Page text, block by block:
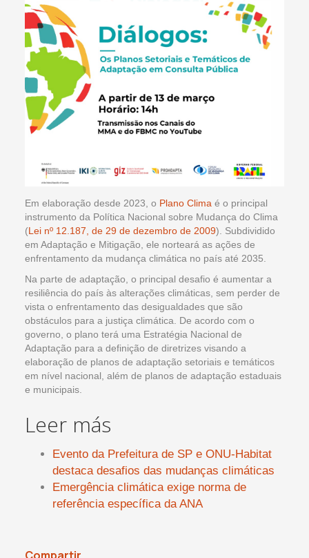
Em elaboração desde 2023, o Plano Clima é o principal
instrumento da Política Nacional sobre Mudança do Clima
(Lei nº 12.187, de 29 de dezembro de 2009). Subdividido
em Adaptação e Mitigação, ele norteará as ações de
enfrentamento da mudança climática no país até 2035.
Na parte de adaptação, o principal desafio é aumentar a
resiliência do país às alterações climáticas, sem perder de
vista o enfrentamento das desigualdades que são
obstáculos para a justiça climática. De acordo com o
governo, o plano terá uma Estratégia Nacional de
Adaptação para a definição de diretrizes visando a
elaboração de planos de adaptação setoriais e temáticos
em nível nacional, além de planos de adaptação estaduais
e municipais.
Leer más
Evento da Prefeitura de SP e ONU-Habitat
destaca desafios das mudanças climáticas
Emergência climática exige norma de
referência específica da ANA